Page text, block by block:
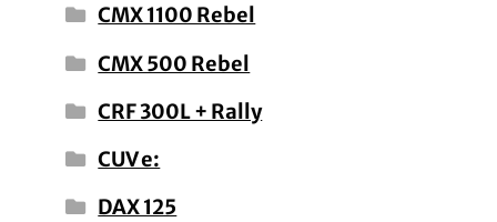
CMX 1100 Rebel
CMX 500 Rebel
CRF 300L + Rally
CUV e:
DAX 125